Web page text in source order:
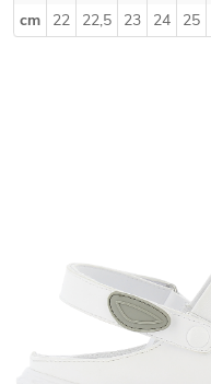
cm
22 22,5 23 24 25